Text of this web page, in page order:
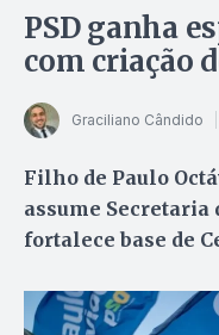
PSD ganha
com criação
Graciliano Cândido
Filho de Paulo
assume Secretaria
fortalece base de